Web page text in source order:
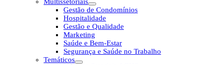
Gestão de Condomínios
Hospitalidade
Gestão e Qualidade
Marketing
Saúde e Bem-Estar
Segurança e Saúde no Trabalho
Temáticos